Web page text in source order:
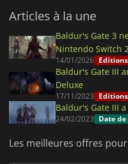
Articles à la une
Baldur's Gate 3
Nintendo Switch
14/01/2026 Editions
Baldur's Gate III
Deluxe
17/11/2023 Editions
Baldur's Gate III
24/02/2023 Date
Les meilleures offres